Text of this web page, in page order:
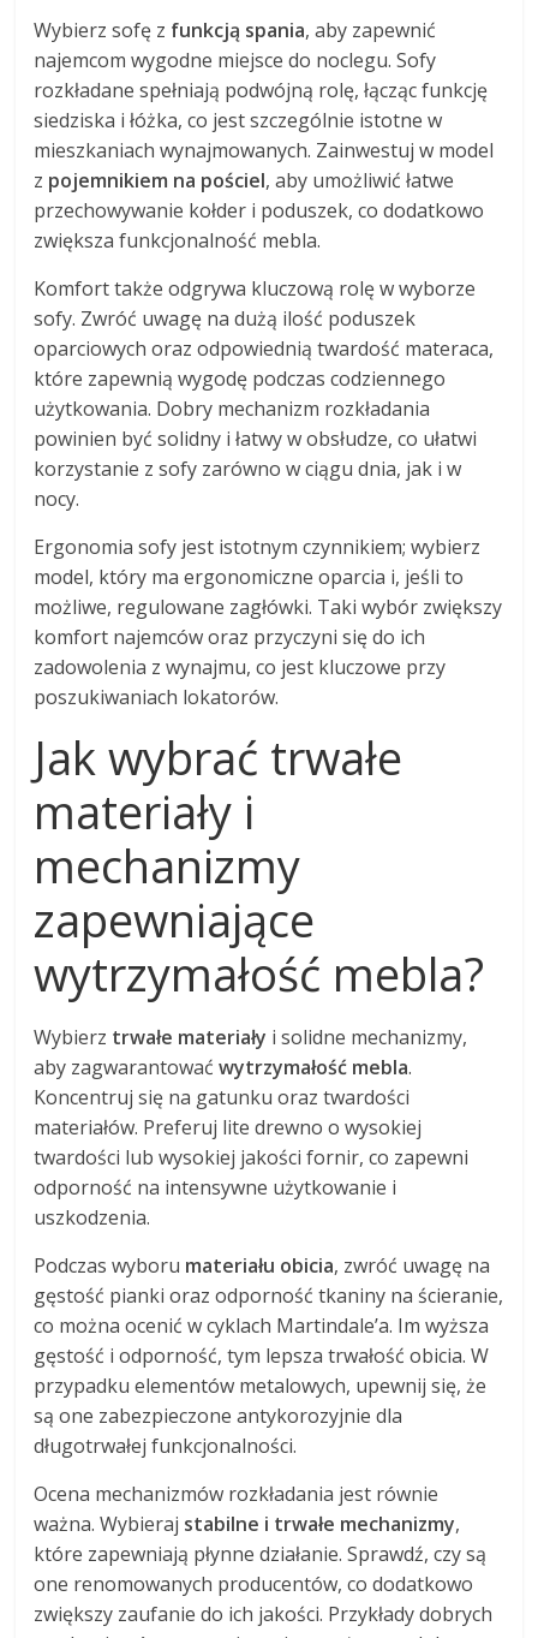
Wybierz sofę z funkcją spania, aby zapewnić
najemcom wygodne miejsce do noclegu. Sofy
rozkładane spełniają podwójną rolę, łącząc funkcję
siedziska i łóżka, co jest szczególnie istotne w
mieszkaniach wynajmowanych. Zainwestuj w model
z pojemnikiem na pościel, aby umożliwić łatwe
przechowywanie kołder i poduszek, co dodatkowo
zwiększa funkcjonalność mebla.
Komfort także odgrywa kluczową rolę w wyborze
sofy. Zwróć uwagę na dużą ilość poduszek
oparciowych oraz odpowiednią twardość materaca,
które zapewnią wygodę podczas codziennego
użytkowania. Dobry mechanizm rozkładania
powinien być solidny i łatwy w obsłudze, co ułatwi
korzystanie z sofy zarówno w ciągu dnia, jak i w
nocy.
Ergonomia sofy jest istotnym czynnikiem; wybierz
model, który ma ergonomiczne oparcia i, jeśli to
możliwe, regulowane zagłówki. Taki wybór zwiększy
komfort najemców oraz przyczyni się do ich
zadowolenia z wynajmu, co jest kluczowe przy
poszukiwaniach lokatorów.
Jak wybrać trwałe
materiały i
mechanizmy
zapewniające
wytrzymałość mebla?
Wybierz trwałe materiały i solidne mechanizmy,
aby zagwarantowaćwytrzymałość mebla.
Koncentruj się na gatunku oraz twardości
materiałów. Preferuj lite drewno o wysokiej
twardości lub wysokiej jakości fornir, co zapewni
odporność na intensywne użytkowanie i
uszkodzenia.
Podczas wyboru materiału obicia, zwróć uwagę na
gęstość pianki oraz odporność tkaniny na ścieranie,
co można ocenić w cyklach Martindale’a. Im wyższa
gęstość i odporność, tym lepsza trwałość obicia. W
przypadku elementów metalowych, upewnij się, że
są one zabezpieczone antykorozyjnie dla
długotrwałej funkcjonalności.
Ocena mechanizmów rozkładania jest równie
ważna. Wybieraj stabilne i trwałe mechanizmy,
które zapewniają płynne działanie. Sprawdź, czy są
one renomowanych producentów, co dodatkowo
zwiększy zaufanie do ich jakości. Przykłady dobrych